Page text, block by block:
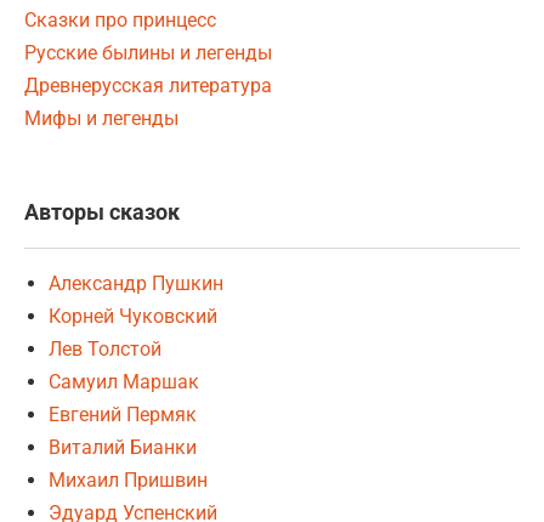
Сказки про принцесс
Русские былины и легенды
Древнерусская литература
Мифы и легенды
Авторы сказок
Александр Пушкин
Корней Чуковский
Лев Толстой
Самуил Маршак
Евгений Пермяк
Виталий Бианки
Михаил Пришвин
Эдуард Успенский